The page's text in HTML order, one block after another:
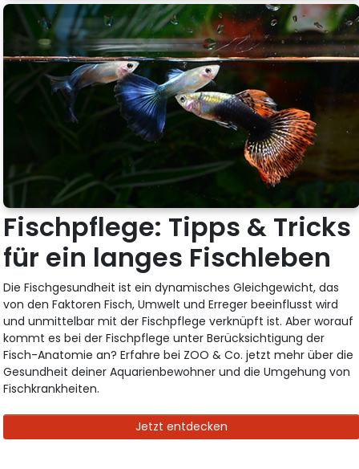
Fischpflege: Tipps & Tricks
für ein langes Fischleben
Die Fischgesundheit ist ein dynamisches Gleichgewicht, das
von den Faktoren Fisch, Umwelt und Erreger beeinflusst wird
und unmittelbar mit der Fischpflege verknüpft ist. Aber worauf
kommt es bei der Fischpflege unter Berücksichtigung der
Fisch-Anatomie an? Erfahre bei ZOO & Co. jetzt mehr über die
Gesundheit deiner Aquarienbewohner und die Umgehung von
Fischkrankheiten.
Jetzt entdecken